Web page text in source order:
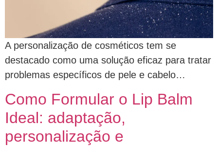
A personalização de cosméticos tem se
destacado como uma solução eficaz para tratar
problemas específicos de pele e cabelo…
Como Formular o Lip Balm
Ideal: adaptação,
personalização e